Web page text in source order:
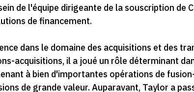
de l'équipe dirigeante de la souscription de
de financement.
dans le domaine des acquisitions et des
acquisitions, il a joué un rôle déterminant
à bien d'importantes opérations de
de grande valeur. Auparavant, Taylor a